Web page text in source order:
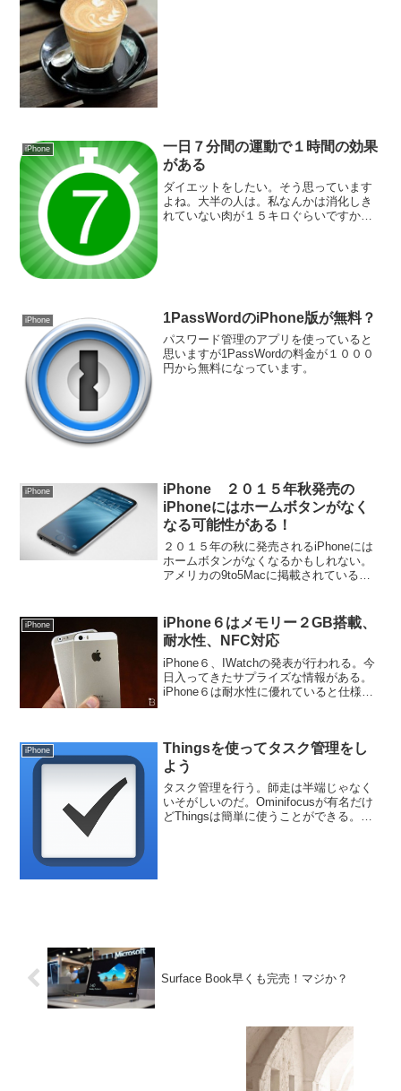
iPhone
一日７分間の運動で１時間の効果
がある
ダイエットをしたい。そう思っています
よね。大半の人は。私なんかは消化しき
れていない肉が１５キロぐらいですか
iPhone 1PassWordのiPhone版が無料？
パスワード管理のアプリを使っていると
思いますが1PassWordの料金が１０００
円から無料になっています。
iPhone
iPhone ２０１５年秋発売の
iPhoneにはホームボタンがなく
なる可能性がある！
２０１５年の秋に発売されるiPhoneには
ホームボタンがなくなるかもしれない。
アメリカの9to5Macに掲載されている。
可愛いiPhoneのおへそがなくなる日がき
そうで...
iPhone
iPhone６はメモリー２GB搭載、
耐水性、NFC対応
iPhone６、IWatchの発表が行われる。今
日入ってきたサプライズな情報がある。
iPhone６は耐水性に優れていると仕様書
iPhone
Thingsを使ってタスク管理をし
よう
タスク管理を行う。師走は半端じゃなく
いそがしいのだ。Ominifocusが有名だけ
どThingsは簡単に使うことができる。な
Surface Book早くも完売！マジか？